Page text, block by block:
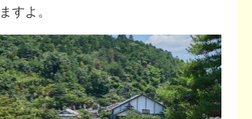
すよ。